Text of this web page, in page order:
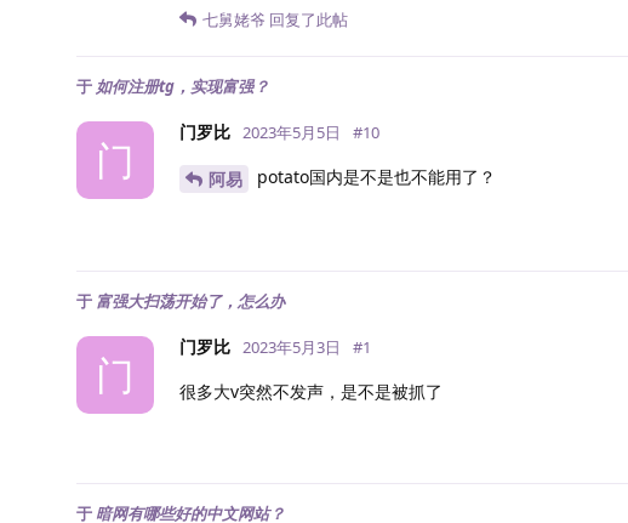
七舅姥爷 回复了此帖
于 如何注册tg，实现富强？
门
门罗比 2023年5月5日 #10
阿易 potato国内是不是也不能用了？
于 富强大扫荡开始了，怎么办
门
门罗比 2023年5月3日 #1
很多大v突然不发声，是不是被抓了
于 暗网有哪些好的中文网站？